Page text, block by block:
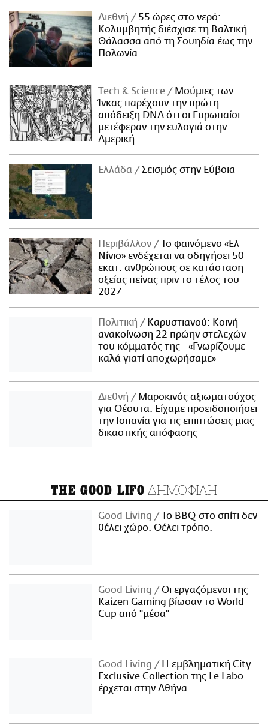
Διεθνή
55 ώρες στο νερό:
Κολυμβητής διέσχισε τη Βαλτική
Θάλασσα από τη Σουηδία έως την
Πολωνία
Τech & Science
Μούμιες των
Ίνκας παρέχουν την πρώτη
απόδειξη DNA ότι οι Ευρωπαίοι
μετέφεραν την ευλογιά στην
Αμερική
Ελλάδα Σεισμός στην Εύβοια
Περιβάλλον
Το φαινόμενο «Ελ
Νίνιο» ενδέχεται να οδηγήσει 50
εκατ. ανθρώπους σε κατάσταση
οξείας πείνας πριν το τέλος του
2027
Πολιτική
Καρυστιανού: Κοινή
ανακοίνωση 22 πρώην στελεχών
του κόμματός της - «Γνωρίζουμε
καλά γιατί αποχωρήσαμε»
Διεθνή
Μαροκινός αξιωματούχος
για Θέουτα: Είχαμε προειδοποιήσει
την Ισπανία για τις επιπτώσεις μιας
δικαστικής απόφασης
THE GOOD LIFO ΔΗΜΟΦΙΛΗ
Good Living
Το BBQ στο σπίτι δεν
θέλει χώρο. Θέλει τρόπο.
Good Living
Οι εργαζόμενοι της
Kaizen Gaming βίωσαν το World
Cup από "μέσα"
Good Living
Η εμβληματική City
Exclusive Collection της Le Labo
έρχεται στην Αθήνα